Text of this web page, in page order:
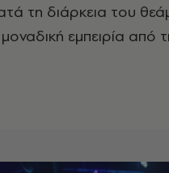
τη διάρκεια του
εμπειρία από